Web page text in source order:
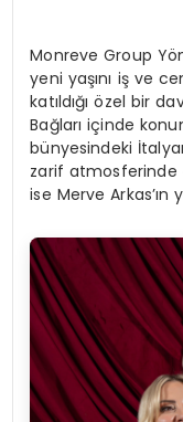
Monreve Group
yeni yaşını iş ve
katıldığı özel bir
Bağları içinde
bünyesindeki
zarif atmosferinde
ise Merve Arkas’ın